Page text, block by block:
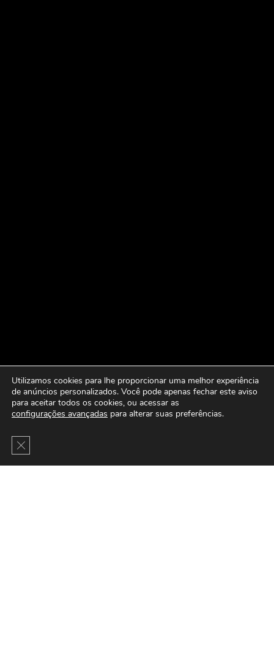
Utilizamos cookies para lhe proporcionar uma melhor experiência
de anúncios personalizados. Você pode apenas fechar este aviso
para aceitar todos os cookies, ou acessar as
configurações avançadas para alterar suas preferências.
Close GDPR Cookie Banner